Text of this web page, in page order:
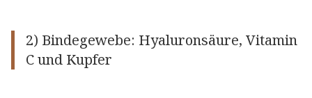
2) Bindegewebe: Hyaluronsäure, Vitamin
C und Kupfer